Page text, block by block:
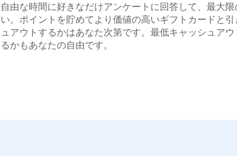
自由な時間に好きなだけアンケートに回答して、最大
い。ポイントを貯めてより価値の高いギフトカードと
ュアウトするかはあなた次第です。最低キャッシュア
るかもあなたの自由です。